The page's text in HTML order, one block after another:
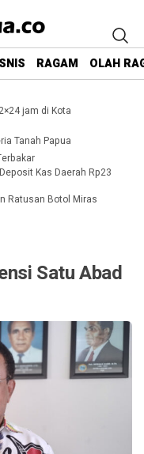
RAGAM OLAH
jam di Kota
Tanah Papua
Kas Daerah Rp23
Ratusan Botol Miras
Satu Abad